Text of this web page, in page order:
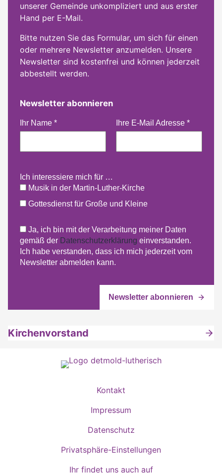
unserer Gemeinde unkompliziert und aus erster
Hand per E-Mail.
Bitte nutzen Sie das Formular, um sich für einen
oder mehrere Newsletter anzumelden. Unsere
Newsletter sind kostenfrei und können jederzeit
abbestellt werden.
Newsletter abonnieren
Ihr Name * Ihre E-Mail Adresse *
Ich interessiere mich für …
Musik in der Martin-Luther-Kirche
Gottesdienst für Große und Kleine
Ja, ich bin mit der Verarbeitung meiner Daten
gemäß der Datenschutzerklärung einverstanden.
Ich habe verstanden, dass ich mich jederzeit vom
Newsletter abmelden kann.
Kirchenvorstand
Kontakt
Impressum
Datenschutz
Privatsphäre-Einstellungen
Ihr findet uns auch auf